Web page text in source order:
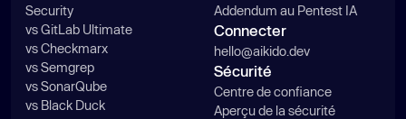
Security
vs GitLab Ultimate
vs Checkmarx
vs Semgrep
vs SonarQube
vs Black Duck
Addendum au Pentest IA
Connecter
hello@aikido.dev
Sécurité
Centre de confiance
Aperçu de la sécurité